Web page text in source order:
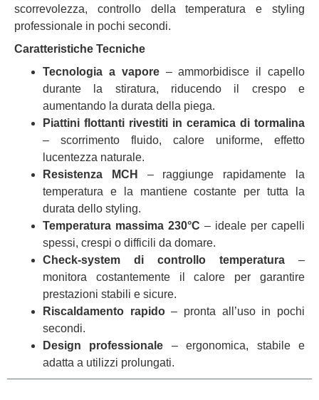
scorrevolezza, controllo della temperatura e styling
professionale in pochi secondi.
Caratteristiche Tecniche
Tecnologia a vapore– ammorbidisce il capello
durante la stiratura, riducendo il crespo e
aumentando la durata della piega.
Piattini flottanti rivestiti in ceramica di tormalina
– scorrimento fluido, calore uniforme, effetto
lucentezza naturale.
Resistenza MCH
– raggiunge rapidamente la
temperatura e la mantiene costante per tutta la
durata dello styling.
Temperatura massima 230°C – ideale per capelli
spessi, crespi o difficili da domare.
Check‑system di controllo temperatura –
monitora costantemente il calore per garantire
prestazioni stabili e sicure.
Riscaldamento rapido– pronta all’uso in pochi
secondi.
Design professionale – ergonomica, stabile e
adatta a utilizzi prolungati.